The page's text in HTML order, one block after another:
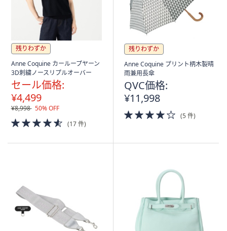
残りわずか
Anne Coquine カーループヤーン
3D刺繍ノースリプルオーバー
セール価格:
¥4,499
¥8,998 50% OFF
4.5
of
(17 件)
残りわずか
Anne Coquine プリント柄木製晴
雨兼用長傘
QVC価格:
¥11,998
4.0
of
(5 件)